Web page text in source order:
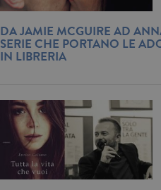
DA JAMIE MCGUIRE AD
SERIE CHE PORTANO LE
IN LIBRERIA